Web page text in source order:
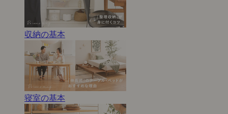
収納の基本
寝室の基本